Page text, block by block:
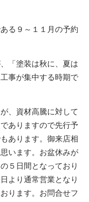
る９～１１月の予約
「塗装は秋に、夏は
事が集中する時期で
、資材高騰に対して
ありますので先行予
あります。御来店相
います。お盆休みが
５日間となっており
より通常営業となり
ります。お問合せフ